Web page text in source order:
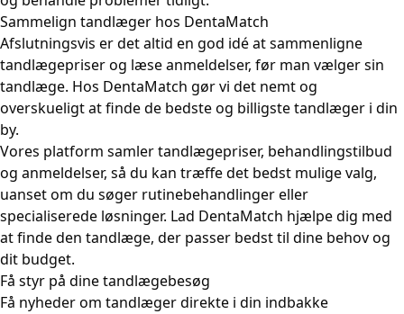
Sammelign tandlæger hos DentaMatch
Afslutningsvis er det altid en god idé at sammenligne
tandlægepriser og læse anmeldelser, før man vælger sin
tandlæge. Hos DentaMatch gør vi det nemt og
overskueligt at finde de bedste og billigste tandlæger i din
by.
Vores platform samler tandlægepriser, behandlingstilbud
og anmeldelser, så du kan træffe det bedst mulige valg,
uanset om du søger rutinebehandlinger eller
specialiserede løsninger. Lad DentaMatch hjælpe dig med
at finde den tandlæge, der passer bedst til dine behov og
dit budget.
Få styr på dine tandlægebesøg
Få nyheder om tandlæger direkte i din indbakke